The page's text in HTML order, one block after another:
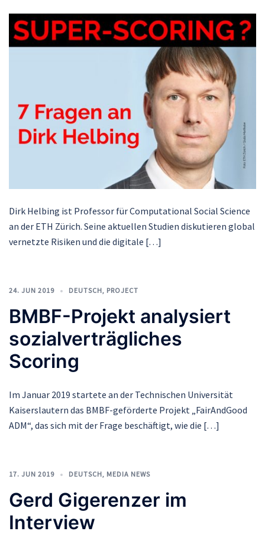
Dirk Helbing ist Professor für Computational Social Science
an der ETH Zürich. Seine aktuellen Studien diskutieren global
vernetzte Risiken und die digitale […]
24. JUN 2019 DEUTSCH, PROJECT
BMBF-Projekt analysiert
sozialverträgliches
Scoring
Im Januar 2019 startete an der Technischen Universität
Kaiserslautern das BMBF-geförderte Projekt „FairAndGood
ADM“, das sich mit der Frage beschäftigt, wie die […]
17. JUN 2019 DEUTSCH, MEDIA NEWS
Gerd Gigerenzer im
Interview